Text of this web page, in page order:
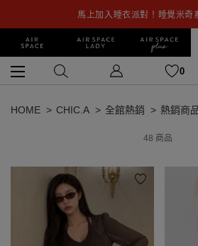
馬上加入睡衣派對！睡覺米奇
0
HOME CHIC.A 全館熱銷 熱銷商
48 商品